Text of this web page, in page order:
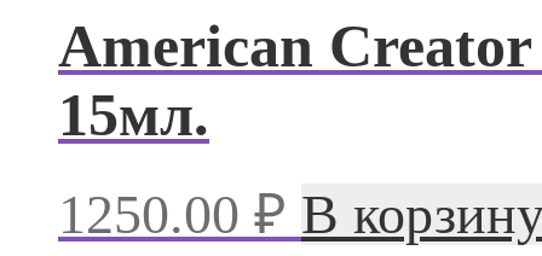
American Creator
15мл.
1250.00 ₽ В